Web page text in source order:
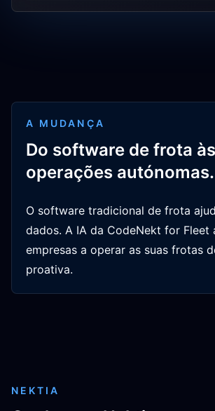
A MUDANÇA
Do software de frota às
operações autónomas.
O software tradicional de frota
dados. A IA da CodeNekt for Fleet
empresas a operar as suas frotas
proativa.
NEKTIA